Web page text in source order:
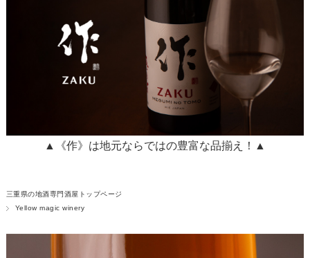
▲《作》は地元ならではの豊富な品揃え！▲
三重県の地酒専門酒屋トップページ
Yellow magic winery